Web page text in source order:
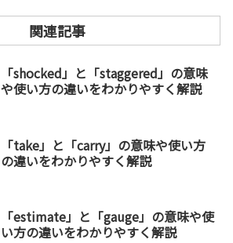
関連記事
「shocked」と「staggered」の意味
や使い方の違いをわかりやすく解説
「take」と「carry」の意味や使い方
の違いをわかりやすく解説
「estimate」と「gauge」の意味や使
い方の違いをわかりやすく解説